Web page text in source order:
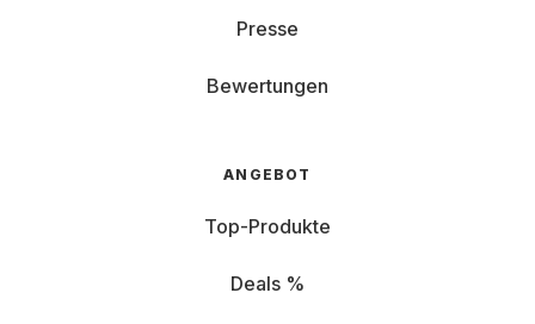
Presse
Bewertungen
ANGEBOT
Top-Produkte
Deals %